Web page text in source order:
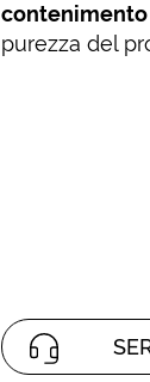
contenimento
purezza del